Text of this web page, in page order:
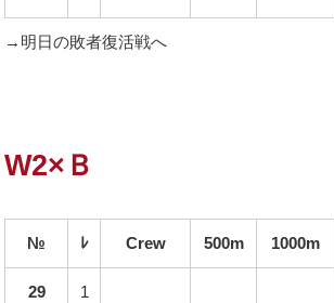
→明日の敗者復活戦へ
W2×Ｂ
№ ﾚ Crew 500m 1000m
29 1